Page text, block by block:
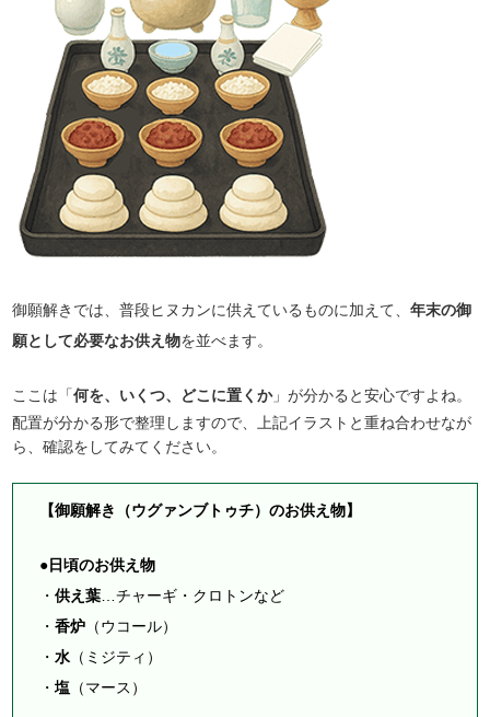
御願解きでは、普段ヒヌカンに供えているものに加えて、年末の御
願として必要なお供え物を並べます。
ここは「何を、いくつ、どこに置くか」が分かると安心ですよね。
配置が分かる形で整理しますので、上記イラストと重ね合わせなが
ら、確認をしてみてください。
【御願解き（ウグァンブトゥチ）のお供え物】
●日頃のお供え物
・供え葉 …チャーギ・クロトンなど
・香炉 （ウコール）
・水 （ミジティ）
・塩 （マース）